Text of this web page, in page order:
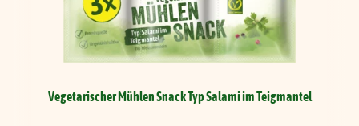
Vegetarischer Mühlen SnackTyp Salami im Teigmantel